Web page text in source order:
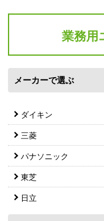
業務用
メーカーで選ぶ
ダイキン
三菱
パナソニック
東芝
日立